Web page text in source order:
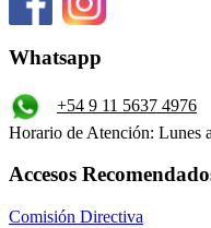
Whatsapp
+54 9 11 5637 4976
Horario de Atención: Lunes
Accesos
Comisión Directiva